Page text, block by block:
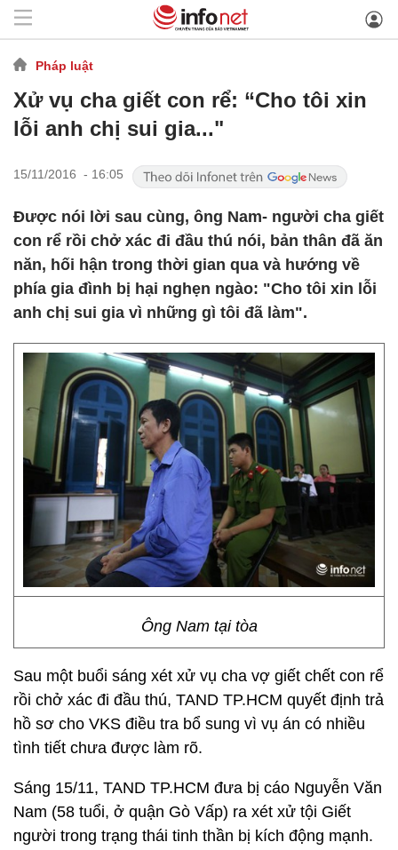
Pháp luật
Xử vụ cha giết con rể: “Cho tôi xin
lỗi anh chị sui gia..."
15/11/2016 - 16:05
Được nói lời sau cùng, ông Nam- người cha giết
con rể rồi chở xác đi đầu thú nói, bản thân đã ăn
năn, hối hận trong thời gian qua và hướng về
phía gia đình bị hại nghẹn ngào: "Cho tôi xin lỗi
anh chị sui gia vì những gì tôi đã làm".
Ông Nam tại tòa
Sau một buổi sáng xét xử vụ cha vợ giết chết con rể
rồi chở xác đi đầu thú, TAND TP.HCM quyết định trả
hồ sơ cho VKS điều tra bổ sung vì vụ án có nhiều
tình tiết chưa được làm rõ.
Sáng 15/11, TAND TP.HCM đưa bị cáo Nguyễn Văn
Nam (58 tuổi, ở quận Gò Vấp) ra xét xử tội Giết
người trong trạng thái tinh thần bị kích động mạnh.